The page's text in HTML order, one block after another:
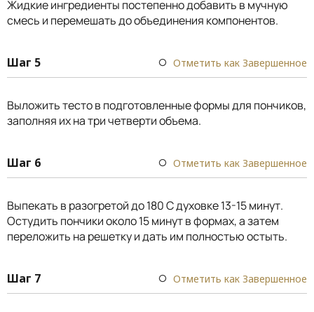
Жидкие ингредиенты постепенно добавить в мучную
смесь и перемешать до объединения компонентов.
Шаг 5 Отметить как Завершенное
Выложить тесто в подготовленные формы для пончиков,
заполняя их на три четверти объема.
Шаг 6 Отметить как Завершенное
Выпекать в разогретой до 180 С духовке 13-15 минут.
Остудить пончики около 15 минут в формах, а затем
переложить на решетку и дать им полностью остыть.
Шаг 7 Отметить как Завершенное